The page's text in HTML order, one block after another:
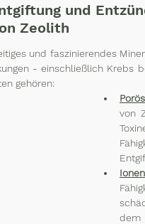
und
Zeolith
und faszinierendes
- einschließlich Krebs
gehören:
von
dem